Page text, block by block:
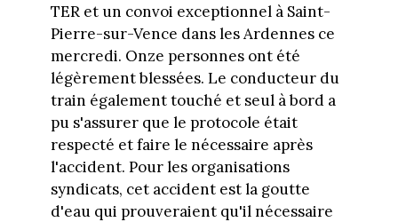
TER et un convoi exceptionnel à Saint-
Pierre-sur-Vence dans les Ardennes ce
mercredi. Onze personnes ont été
légèrement blessées. Le conducteur du
train également touché et seul à bord a
pu s'assurer que le protocole était
respecté et faire le nécessaire après
l'accident. Pour les organisations
syndicats, cet accident est la goutte
d'eau qui prouveraient qu'il nécessaire